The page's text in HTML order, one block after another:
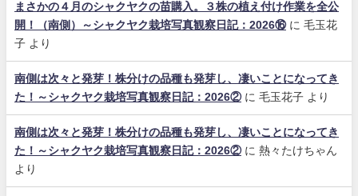
まさかの４月のシャクヤクの苗購入。３株の植え付け作業を全公
開！（南側）～シャクヤク栽培写真観察日記：2026⑯に 毛玉花
子 より
南側は次々と発芽！株分けの品種も発芽し、凄いことになってき
た！～シャクヤク栽培写真観察日記：2026②に 毛玉花子 より
南側は次々と発芽！株分けの品種も発芽し、凄いことになってき
た！～シャクヤク栽培写真観察日記：2026②に 熱々たけちゃん
より